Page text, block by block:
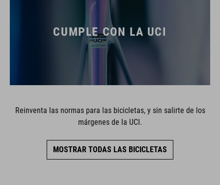
CUMPLE CON LA UCI
Reinventa las normas para las bicicletas, y sin salirte de los
márgenes de la UCI.
MOSTRAR TODAS LAS BICICLETAS